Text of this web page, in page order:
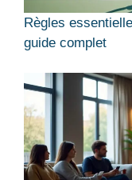
Règles
guide complet